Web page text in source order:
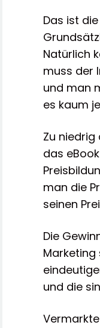
Das ist
Natürlich
muss der
und man
es kaum
Zu
das
man die
seinen
Die
Marketing
und die